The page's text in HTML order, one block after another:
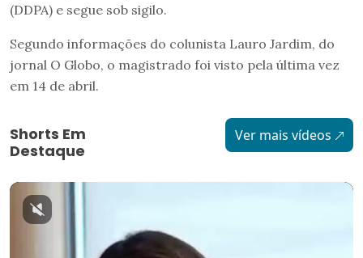
(DDPA) e segue sob sigilo.
Segundo informações do colunista Lauro Jardim, do
jornal O Globo, o magistrado foi visto pela última vez
em 14 de abril.
Shorts Em
Destaque
Ver mais vídeos